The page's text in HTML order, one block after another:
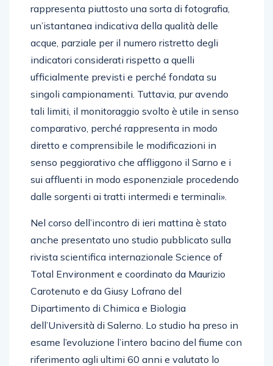
rappresenta piuttosto una sorta di fotografia,
un’istantanea indicativa della qualità delle
acque, parziale per il numero ristretto degli
indicatori considerati rispetto a quelli
ufficialmente previsti e perché fondata su
singoli campionamenti. Tuttavia, pur avendo
tali limiti, il monitoraggio svolto è utile in senso
comparativo, perché rappresenta in modo
diretto e comprensibile le modificazioni in
senso peggiorativo che affliggono il Sarno e i
sui affluenti in modo esponenziale procedendo
dalle sorgenti ai tratti intermedi e terminali».
Nel corso dell’incontro di ieri mattina è stato
anche presentato uno studio pubblicato sulla
rivista scientifica internazionale Science of
Total Environment e coordinato da Maurizio
Carotenuto e da Giusy Lofrano del
Dipartimento di Chimica e Biologia
dell’Università di Salerno. Lo studio ha preso in
esame l’evoluzione l’intero bacino del fiume con
riferimento agli ultimi 60 anni e valutato lo